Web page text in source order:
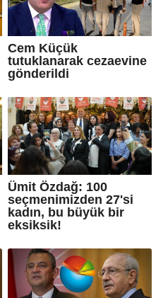
Cem Küçük
tutuklanarak cezaevine
gönderildi
Ümit Özdağ: 100
seçmenimizden 27'si
kadın, bu büyük bir
eksiksik!